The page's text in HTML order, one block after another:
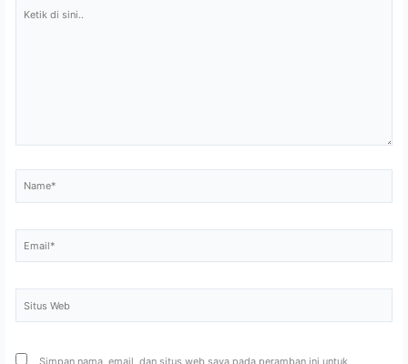
Web
Simpan nama, email, dan situs web saya pada peramban ini untuk